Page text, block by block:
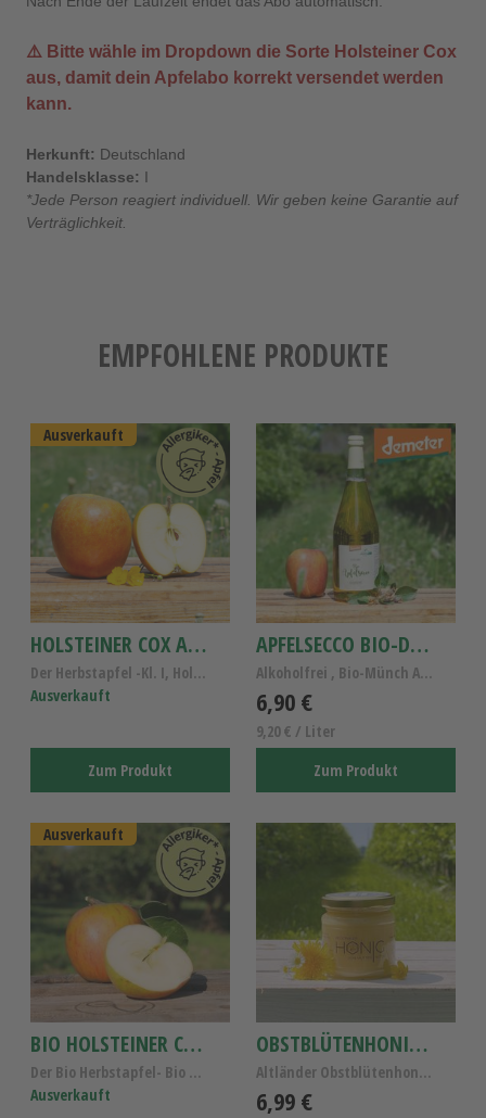
⚠️ Bitte wähle im Dropdown die Sorte Holsteiner Cox
aus, damit dein Apfelabo korrekt versendet werden
kann.
Herkunft: Deutschland
Handelsklasse: I
*Jede Person reagiert individuell. Wir geben keine Garantie auf
Verträglichkeit.
EMPFOHLENE PRODUKTE
Ausverkauft
HOLSTEINER COX APFEL
Der Herbstapfel -Kl. I, Holsteiner Cox Apfel für A...
Ausverkauft
Zum Produkt
APFELSECCO BIO-DEMETER 0,75L
Alkoholfrei , Bio-Münch Apfelsecco
6,90 €
9,20 € / Liter
Zum Produkt
Ausverkauft
BIO HOLSTEINER COX APFEL
Der Bio Herbstapfel- Bio Holsteiner Cox Apfel Kl.I...
Ausverkauft
OBSTBLÜTENHONIG 250G
Altländer Obstblütenhonig, reiner Obstblütenhonig,...
6,99 €